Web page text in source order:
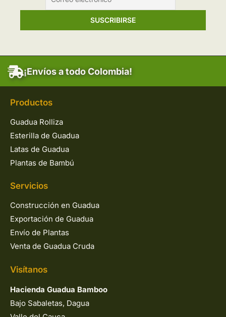
¡Envíos a todo Colombia!
Productos
Guadua Rolliza
Esterilla de Guadua
Latas de Guadua
Plantas de Bambú
Servicios
Construcción en Guadua
Exportación de Guadua
Envío de Plantas
Venta de Guadua Cruda
Visítanos
Hacienda Guadua Bamboo
Bajo Sabaletas, Dagua